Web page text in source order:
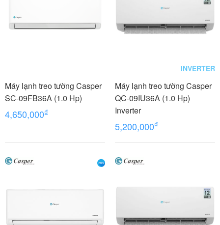
Máy lạnh treo tường Casper
SC-09FB36A (1.0 Hp)
4,650,000₫
INVERTER
Máy lạnh treo tường Casper
QC-09IU36A (1.0 Hp)
Inverter
5,200,000₫